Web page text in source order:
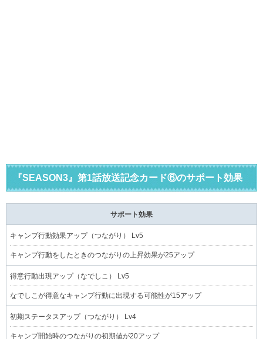
『SEASON3』第1話放送記念カード⑥のサポート効果
サポート効果
キャンプ行動効果アップ（つながり） Lv5
キャンプ行動をしたときのつながりの上昇効果が25アップ
得意行動出現アップ（なでしこ） Lv5
なでしこが得意なキャンプ行動に出現する可能性が15アップ
初期ステータスアップ（つながり） Lv4
キャンプ開始時のつながりの初期値が20アップ